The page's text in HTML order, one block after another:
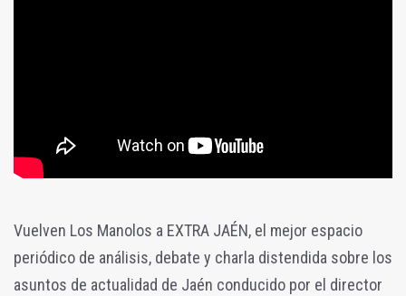
Vuelven Los Manolos a EXTRA JAÉN, el mejor espacio
periódico de análisis, debate y charla distendida sobre los
asuntos de actualidad de Jaén conducido por el director